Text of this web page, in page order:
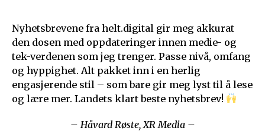
Nyhetsbrevene fra helt.digital gir meg akkurat
den dosen med oppdateringer innen medie- og
tek-verdenen som jeg trenger. Passe nivå, omfang
og hyppighet. Alt pakket inn i en herlig
engasjerende stil – som bare gir meg lyst til å lese
og lære mer. Landets klart beste nyhetsbrev!
– Håvard Røste, XR Media –